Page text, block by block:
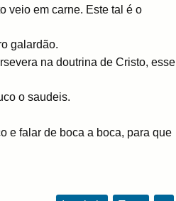
veio em carne. Este tal é o
galardão.
na doutrina de Cristo, esse
o saudeis.
e falar de boca a boca, para que